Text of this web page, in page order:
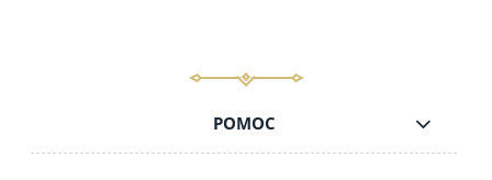
do koszyka
POMOC